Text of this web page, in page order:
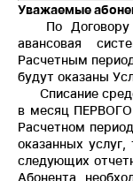
Уважаемые
По Договору
авансовая
Расчетным
будут оказаны
Списание
в месяц ПЕРВОГО
Расчетном
оказанных
следующих
Абонента